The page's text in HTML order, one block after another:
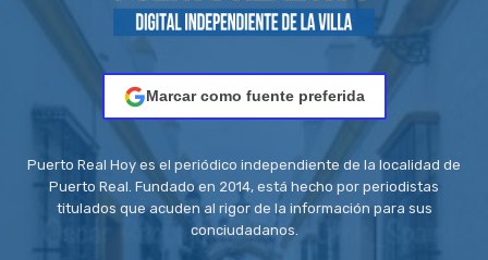
Marcar como fuente preferida
Puerto Real Hoy es el periódico independiente de la localidad de
Puerto Real. Fundado en 2014, está hecho por periodistas
titulados que acuden al rigor de la información para sus
conciudadanos.